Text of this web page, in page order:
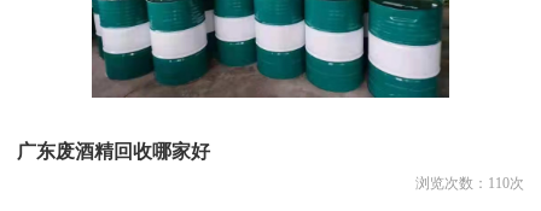
广东废酒精回收哪家好
浏览次数： 110次